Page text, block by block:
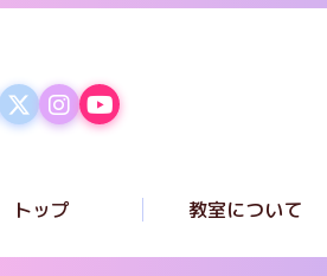
トップ 教室について